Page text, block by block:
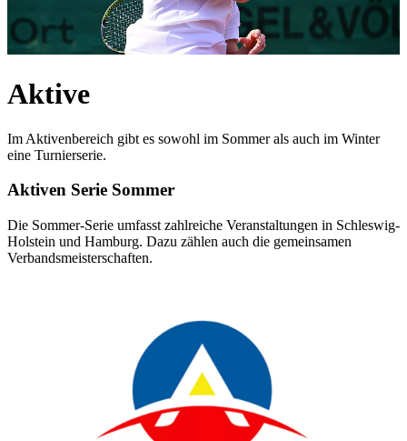
Aktive
Im Aktivenbereich gibt es sowohl im Sommer als auch im Winter
eine Turnierserie.
Aktiven Serie Sommer
Die Sommer-Serie umfasst zahlreiche Veranstaltungen in Schleswig-
Holstein und Hamburg. Dazu zählen auch die gemeinsamen
Verbandsmeisterschaften.